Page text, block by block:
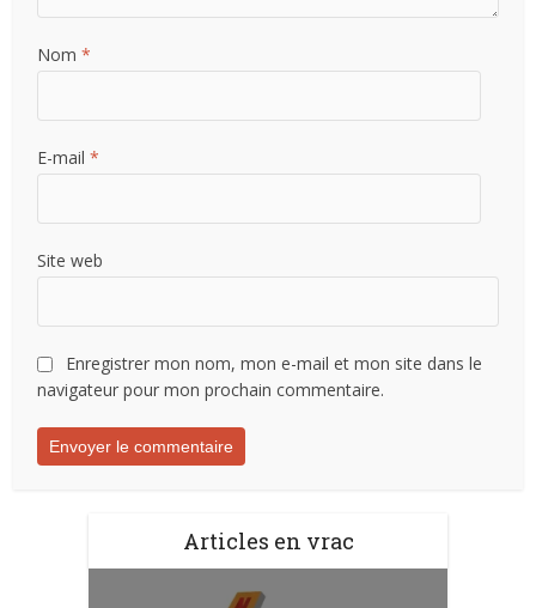
Nom*
E-mail*
Site web
Enregistrer mon nom, mon e-mail et mon site dans le
navigateur pour mon prochain commentaire.
Articles en vrac